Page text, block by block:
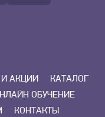
АКЦИИ
КАТАЛОГ
ОБУЧЕНИЕ
КОНТАКТЫ